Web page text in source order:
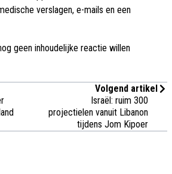
verslagen, e-mails en een
geen inhoudelijke reactie willen
Volgend artikel
Israël: ruim 300
projectielen vanuit Libanon
tijdens Jom Kipoer